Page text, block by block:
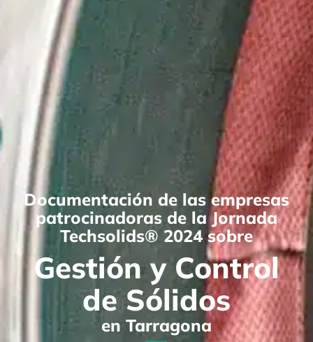
Documentación de las empresas
patrocinadoras de la Jornada
Techsolids® 2024 sobre
Gestión y Control
de Sólidos
en Tarragona